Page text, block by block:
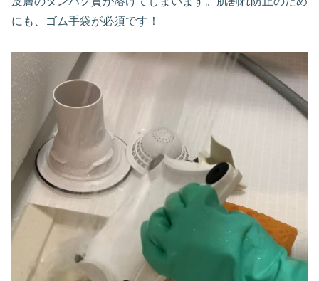
にも、ゴム手袋が必須です！